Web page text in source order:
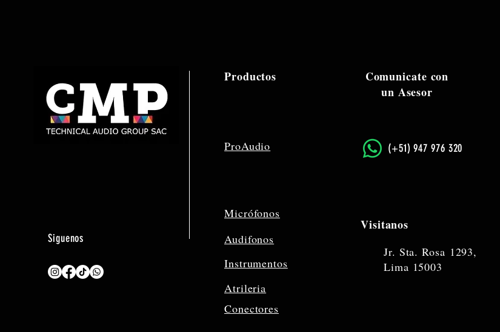
Siguenos
Productos
ProAudio
Micrófonos
Audifonos
Instrumentos
Atrileria
Comunicate con
un Asesor
​(+51) 947 976 320
Visitanos
Jr. Sta. Rosa 1293,
Lima 15003
Conectores